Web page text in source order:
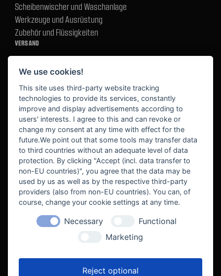
Scheibenwischer und Waschanlage
Werkzeuge und Ausrüstung
Zubehör und Flüssigkeiten
VERSAND
BEKANNT AUS
We use cookies!
This site uses third-party website tracking
technologies to provide its services, constantly
improve and display advertisements according to
users' interests. I agree to this and can revoke or
change my consent at any time with effect for the
future.We point out that some tools may transfer data
to third countries without an adequate level of data
protection. By clicking "Accept (incl. data transfer to
non-EU countries)", you agree that the data may be
used by us as well as by the respective third-party
providers (also from non-EU countries). You can, of
course, change your cookie settings at any time.
Necessary
Functional
Marketing
Reject optional